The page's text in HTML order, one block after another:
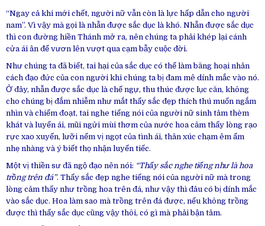
“Ngay cả khi mới chết, người nữ vẫn còn là lực hấp dẫn cho người
nam”. Vì vậy mà gọi là nhẫn được sắc dục là khó. Nhẫn được sắc dục
thì con đường hiền Thánh mở ra, nên chúng ta phải khép lại cánh
cửa ái ân để vươn lên vượt qua cạm bẫy cuộc đời.
Như chúng ta đã biết, tai hại của sắc dục có thể làm băng hoại nhân
cách đạo đức của con người khi chúng ta bị đam mê dính mắc vào nó.
Ở đây, nhẫn được sắc dục là chế ngự, thu thúc được lục căn, không
cho chúng bị đắm nhiễm như mắt thấy sắc đẹp thích thú muốn ngắm
nhìn và chiếm đoạt, tai nghe tiếng nói của người nữ sinh tâm thèm
khát và luyến ái, mũi ngửi mùi thơm của nước hoa cảm thấy lòng rạo
rực xao xuyến, lưỡi nếm vị ngọt của tình ái, thân xúc chạm êm ấm
nhẹ nhàng và ý biết thọ nhận luyến tiếc.
Một vị thiền sư đã ngộ đạo nên nói: “Thấy sắc nghe tiếng như là hoa
trồng trên đá”. Thấy sắc đẹp nghe tiếng nói của người nữ mà trong
lòng cảm thấy như trồng hoa trên đá, như vậy thì đâu có bị dính mắc
vào sắc dục. Hoa làm sao mà trồng trên đá được, nếu không trồng
được thì thấy sắc dục cũng vậy thôi, có gì mà phải bận tâm.